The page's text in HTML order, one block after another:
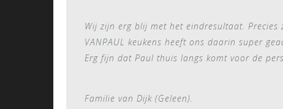
Wij zijn erg blij met het eindresultaat.
VANPAUL keukens heeft ons daarin super
Erg fijn dat Paul thuis langs komt voor de
Familie van Dijk (Geleen).